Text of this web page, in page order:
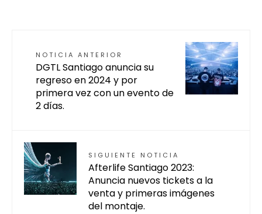
NOTICIA ANTERIOR
DGTL Santiago anuncia su
regreso en 2024 y por
primera vez con un evento de
2 días.
SIGUIENTE NOTICIA
Afterlife Santiago 2023:
Anuncia nuevos tickets a la
venta y primeras imágenes
del montaje.